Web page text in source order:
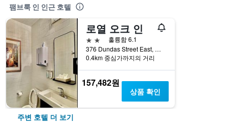
팸브룩 인 인근 호텔
로열 오크 인
2성급
훌륭함 6.1
376 Dundas Street East, 토론토, ON, 캐나다
0.4km 중심가까지의 거리
157,482원
상품 확인
주변 호텔 더 보기